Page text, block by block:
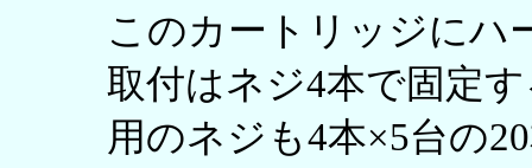
このカートリッジにハ
取付はネジ4本で固定
用のネジも4本×5台の